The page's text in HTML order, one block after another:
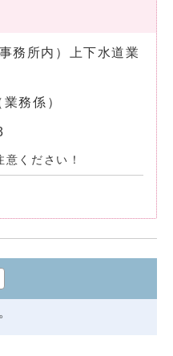
務所内）上下水道業
務係）
ください！